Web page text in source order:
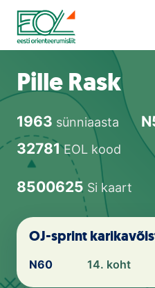
Liigu
sisu
juurde
Estonian Orienteering
Uudised
Alustajale
Orienteerujale
Eesti Orienteerumine
Toetamine
Telli litsents!
Pille Rask
1963 sünniaasta
32781EOL kood
8500625 Si kaart
OJ-sprint
N60 14. koht